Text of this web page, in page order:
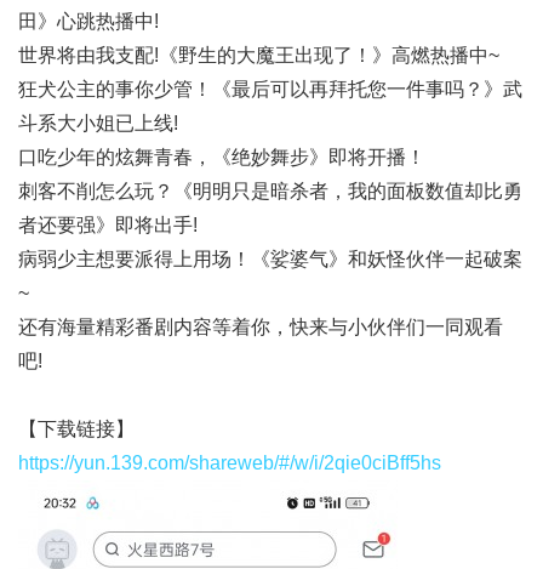
田》心跳热播中!
世界将由我支配!《野生的大魔王出现了！》高燃热播中~
狂犬公主的事你少管！《最后可以再拜托您一件事吗？》武
斗系大小姐已上线!
口吃少年的炫舞青春，《绝妙舞步》即将开播！
刺客不削怎么玩？《明明只是暗杀者，我的面板数值却比勇
者还要强》即将出手!
病弱少主想要派得上用场！《娑婆气》和妖怪伙伴一起破案
~
还有海量精彩番剧内容等着你，快来与小伙伴们一同观看
吧!
【下载链接】
https://yun.139.com/shareweb/#/w/i/2qie0ciBff5hs